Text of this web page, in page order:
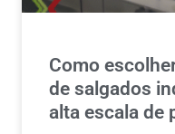
Como
de salgados
alta escala de